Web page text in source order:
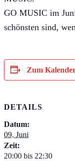
GO MUSIC im
schönsten sind,
Zum
DETAILS
Datum:
09. Juni
Zeit:
20:00 bis 22:30